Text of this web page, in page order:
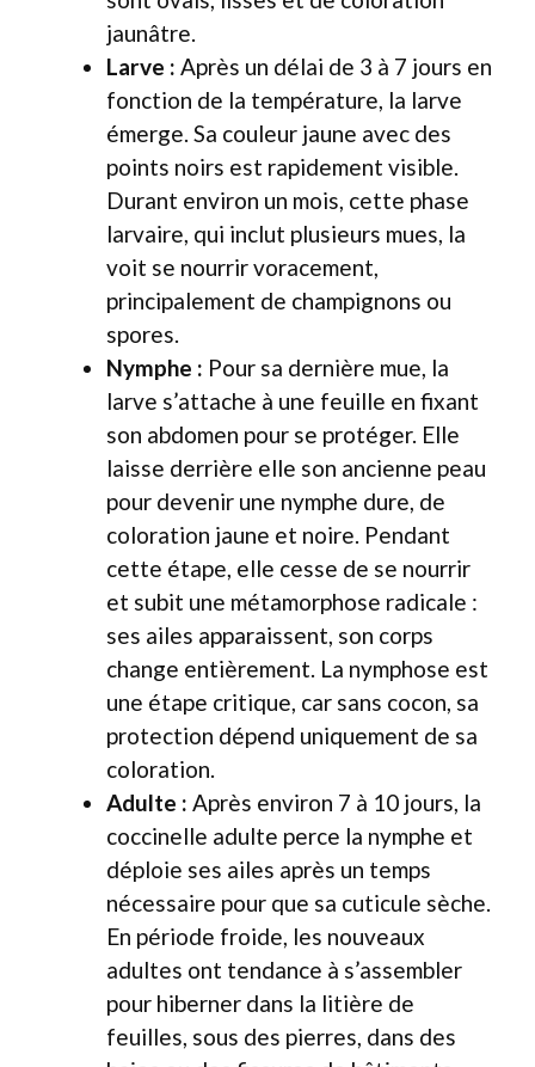
jaunâtre.
Larve : Après un délai de 3 à 7 jours en
fonction de la température, la larve
émerge. Sa couleur jaune avec des
points noirs est rapidement visible.
Durant environ un mois, cette phase
larvaire, qui inclut plusieurs mues, la
voit se nourrir voracement,
principalement de champignons ou
spores.
Nymphe : Pour sa dernière mue, la
larve s’attache à une feuille en fixant
son abdomen pour se protéger. Elle
laisse derrière elle son ancienne peau
pour devenir une nymphe dure, de
coloration jaune et noire. Pendant
cette étape, elle cesse de se nourrir
et subit une métamorphose radicale :
ses ailes apparaissent, son corps
change entièrement. La nymphose est
une étape critique, car sans cocon, sa
protection dépend uniquement de sa
coloration.
Adulte : Après environ 7 à 10 jours, la
coccinelle adulte perce la nymphe et
déploie ses ailes après un temps
nécessaire pour que sa cuticule sèche.
En période froide, les nouveaux
adultes ont tendance à s’assembler
pour hiberner dans la litière de
feuilles, sous des pierres, dans des